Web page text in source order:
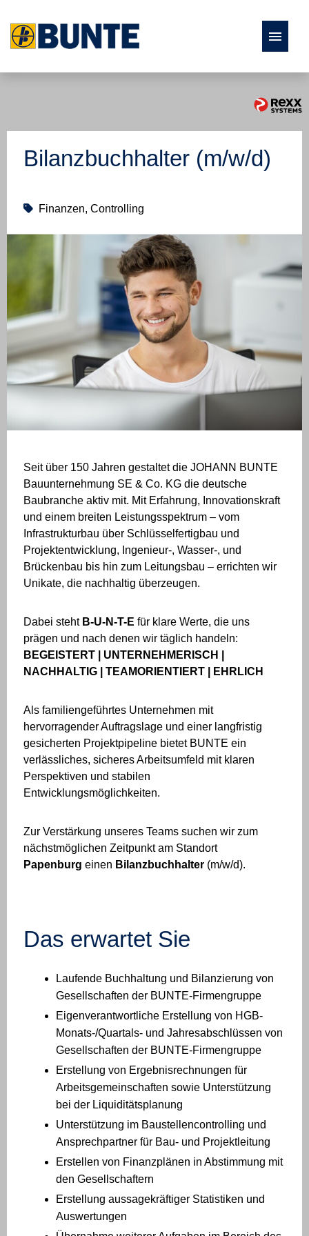
Fach- und Führungskräfte
Ausbildung und Studium
Studierende und Absolventen
Bilanzbuchhalter (m/w/d)
Finanzen, Controlling
Seit über 150 Jahren gestaltet die JOHANN BUNTE
Bauunternehmung SE & Co. KG die deutsche
Baubranche aktiv mit. Mit Erfahrung, Innovationskraft
und einem breiten Leistungsspektrum – vom
Infrastrukturbau über Schlüsselfertigbau und
Projektentwicklung, Ingenieur-, Wasser-, und
Brückenbau bis hin zum Leitungsbau – errichten wir
Unikate, die nachhaltig überzeugen.
Dabei steht B-U-N-T-E für klare Werte, die uns
prägen und nach denen wir täglich handeln:
BEGEISTERT | UNTERNEHMERISCH |
NACHHALTIG | TEAMORIENTIERT | EHRLICH
Als familiengeführtes Unternehmen mit
hervorragender Auftragslage und einer langfristig
gesicherten Projektpipeline bietet BUNTE ein
verlässliches, sicheres Arbeitsumfeld mit klaren
Perspektiven und stabilen
Entwicklungsmöglichkeiten.
Zur Verstärkung unseres Teams suchen wir zum
nächstmöglichen Zeitpunkt am Standort
Papenburg einen Bilanzbuchhalter (m/w/d).
Das erwartet Sie
Laufende Buchhaltung und Bilanzierung von
Gesellschaften der BUNTE-Firmengruppe
Eigenverantwortliche Erstellung von HGB-
Monats-/Quartals- und Jahresabschlüssen von
Gesellschaften der BUNTE-Firmengruppe
Erstellung von Ergebnisrechnungen für
Arbeitsgemeinschaften sowie Unterstützung
bei der Liquiditätsplanung
Unterstützung im Baustellencontrolling und
Ansprechpartner für Bau- und Projektleitung
Erstellen von Finanzplänen in Abstimmung mit
den Gesellschaftern
Erstellung aussagekräftiger Statistiken und
Auswertungen